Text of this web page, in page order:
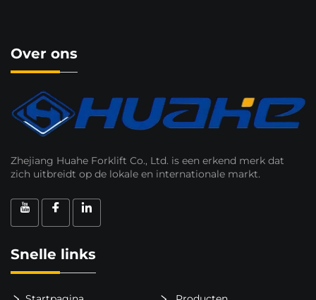
Over ons
Zhejiang Huahe Forklift Co., Ltd. is een erkend merk dat
zich uitbreidt op de lokale en internationale markt.
Snelle links